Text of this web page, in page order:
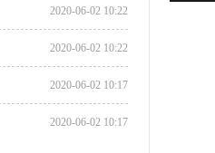
2020-06-02 10:22
2020-06-02 10:22
2020-06-02 10:17
2020-06-02 10:17